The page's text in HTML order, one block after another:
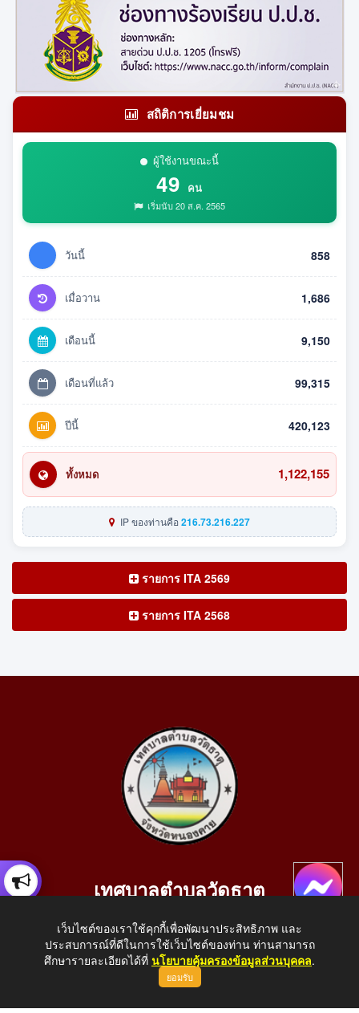
สถิติการเยี่ยมชม
ผู้ใช้งานขณะนี้
49 คน
เริ่มนับ 20 ส.ค. 2565
วันนี้ 858
เมื่อวาน 1,686
เดือนนี้ 9,150
เดือนที่แล้ว 99,315
ปีนี้ 420,123
ทั้งหมด 1,122,155
IP ของท่านคือ216.73.216.227
รายการ ITA 2569
รายการ ITA 2568
เทศบาลตำบลวัดธาตุ
อ.เมือง จ.หนองคาย 43000
โทรศัพท์: 042-414758 โทรสาร: 042-414759
E-Mail: saraban_05430110@dla.go.th
เว็บไซต์ของเราใช้คุกกี้เพื่อพัฒนาประสิทธิภาพ และ
ประสบการณ์ที่ดีในการใช้เว็บไซต์ของท่าน ท่านสามารถ
ศึกษารายละเอียดได้ที่ นโยบายคุ้มครองข้อมูลส่วนบุคคล.
ยอมรับ